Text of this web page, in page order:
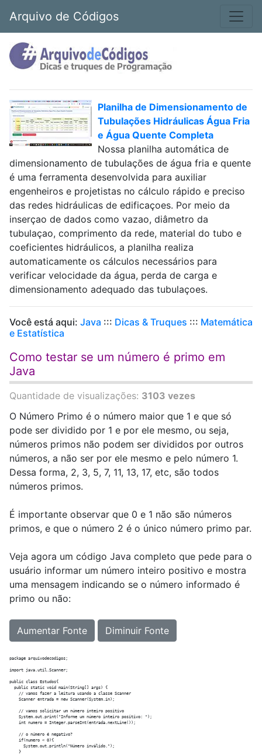
Arquivo de Códigos
Planilha de Dimensionamento de
Tubulações Hidráulicas Água Fria
e Água Quente Completa
Nossa planilha automática de
dimensionamento de tubulações de água fria e quente
é uma ferramenta desenvolvida para auxiliar
engenheiros e projetistas no cálculo rápido e preciso
das redes hidráulicas de edificaçoes. Por meio da
inserçao de dados como vazao, diâmetro da
tubulaçao, comprimento da rede, material do tubo e
coeficientes hidráulicos, a planilha realiza
automaticamente os cálculos necessários para
verificar velocidade da água, perda de carga e
dimensionamento adequado das tubulaçoes.
Você está aqui: Java ::: Dicas & Truques ::: Matemática
e Estatística
Como testar se um número é primo em
Java
Quantidade de visualizações: 3103 vezes
O Número Primo é o número maior que 1 e que só
pode ser dividido por 1 e por ele mesmo, ou seja,
números primos não podem ser divididos por outros
números, a não ser por ele mesmo e pelo número 1.
Dessa forma, 2, 3, 5, 7, 11, 13, 17, etc, são todos
números primos.
É importante observar que 0 e 1 não são números
primos, e que o número 2 é o único número primo par.
Veja agora um código Java completo que pede para o
usuário informar um número inteiro positivo e mostra
uma mensagem indicando se o número informado é
primo ou não:
Aumentar Fonte Diminuir Fonte
package arquivodecodigos;
import java.util.Scanner;
public class Estudos{
  public static void main(String[] args) {
    // vamos fazer a leitura usando a classe Scanner
    Scanner entrada = new Scanner(System.in);
    // vamos solicitar um número inteiro positivo
    System.out.print("Informe um número inteiro positivo: ");
    int numero = Integer.parseInt(entrada.nextLine());
    // o número é negativo?
    if(numero < 0){
      System.out.println("Número inválido.");
    }